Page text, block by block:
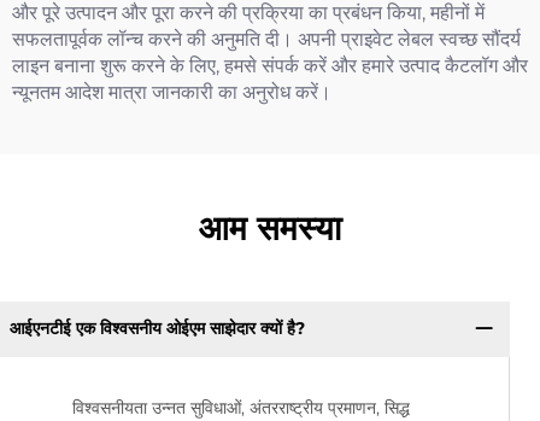
और पूरे उत्पादन और पूरा करने की प्रक्रिया का प्रबंधन किया, महीनों में
सफलतापूर्वक लॉन्च करने की अनुमति दी। अपनी प्राइवेट लेबल स्वच्छ सौंदर्य
लाइन बनाना शुरू करने के लिए, हमसे संपर्क करें और हमारे उत्पाद कैटलॉग और
न्यूनतम आदेश मात्रा जानकारी का अनुरोध करें।
आम समस्या
आईएनटीई एक विश्वसनीय ओईएम साझेदार क्यों है?
विश्वसनीयता उन्नत सुविधाओं, अंतरराष्ट्रीय प्रमाणन, सिद्ध